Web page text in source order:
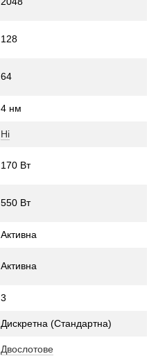
128
64
4 нм
Ні
170 Вт
550 Вт
Активна
Активна
3
Дискретна (Стандартна)
Двослотове